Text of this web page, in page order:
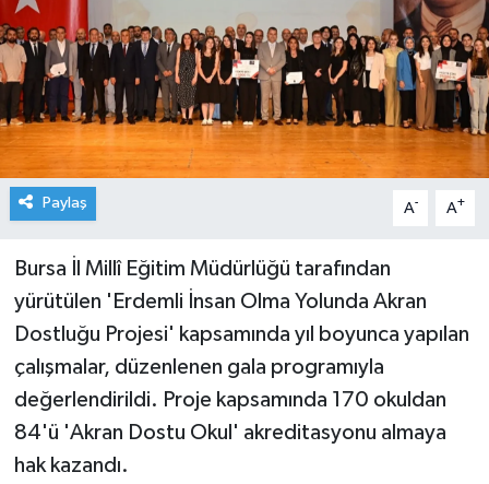
Paylaş A- A+
Bursa İl Millî Eğitim Müdürlüğü tarafından
yürütülen 'Erdemli İnsan Olma Yolunda Akran
Dostluğu Projesi' kapsamında yıl boyunca yapılan
çalışmalar, düzenlenen gala programıyla
değerlendirildi. Proje kapsamında 170 okuldan
84'ü 'Akran Dostu Okul' akreditasyonu almaya
hak kazandı.